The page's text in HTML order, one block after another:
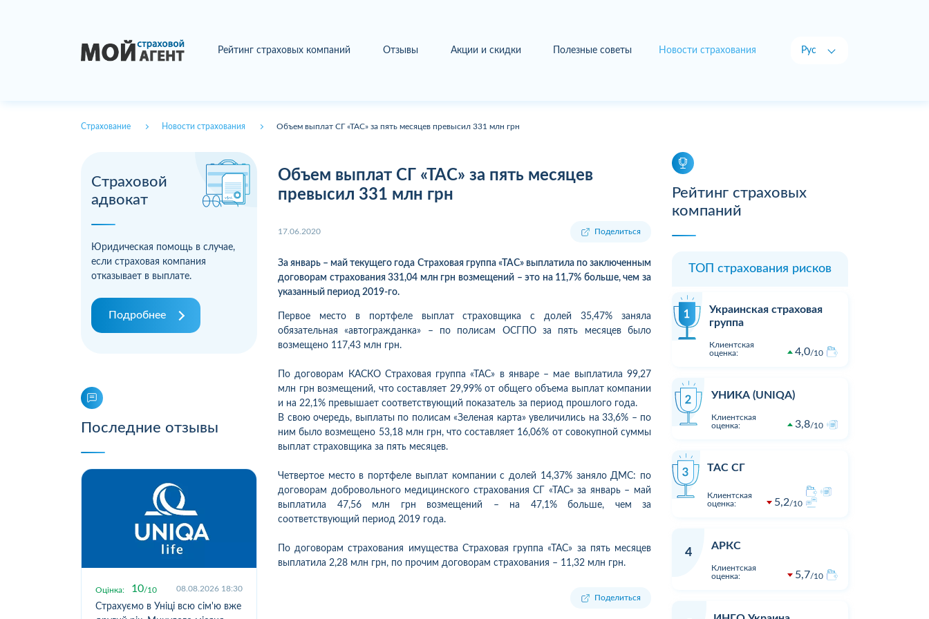
Рейтинг страховых компаний Отзывы Акции и скидки Полезные советы Новости страхования Рус
Страхование Новости страхования Объем выплат СГ «ТАС» за пять месяцев превысил 331 млн грн
Страховой
адвокат
Юридическая помощь в случае,
если страховая компания
отказывает в выплате.
Подробнее
Последние отзывы
Оцінка: 10 10 08.08.2026 18:30
Страхуємо в Уніці всю сім'ю вже
Объем выплат СГ «ТАС» за пять месяцев
превысил 331 млн грн
17.06.2020 Поделиться
За январь – май текущего года Страховая группа «ТАС» выплатила по заключенным
договорам страхования 331,04 млн грн возмещений – это на 11,7% больше, чем за
указанный период 2019-го.
Первое место в портфеле выплат страховщика с долей 35,47% заняла
обязательная «автогражданка» – по полисам ОСГПО за пять месяцев было
возмещено 117,43 млн грн.
По договорам КАСКО Страховая группа «ТАС» в январе – мае выплатила 99,27
млн грн возмещений, что составляет 29,99% от общего объема выплат компании
и на 22,1% превышает соответствующий показатель за период прошлого года.
В свою очередь, выплаты по полисам «Зеленая карта» увеличились на 33,6% – по
ним было возмещено 53,18 млн грн, что составляет 16,06% от совокупной суммы
выплат страховщика за пять месяцев.
Четвертое место в портфеле выплат компании с долей 14,37% заняло ДМС: по
договорам добровольного медицинского страхования СГ «ТАС» за январь – май
выплатила 47,56 млн грн возмещений – на 47,1% больше, чем за
соответствующий период 2019 года.
По договорам страхования имущества Страховая группа «ТАС» за пять месяцев
выплатила 2,28 млн грн, по прочим договорам страхования – 11,32 млн грн.
Поделиться
Рейтинг страховых
компаний
ТОП страхования рисков
Украинская страховая
группа
Клиентская
оценка:
4,0 10
УНИКА (UNIQA)
Клиентская
оценка:
3,8 10
ТАС СГ
Клиентская
оценка:
5,2 10
4
АРКС
Клиентская
оценка:
5,7 10